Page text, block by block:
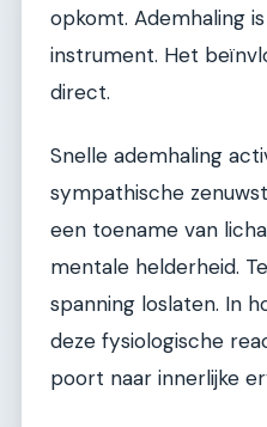
opkomt. Ademhaling
instrument. Het
direct.
Snelle ademhaling
sympathische
een toename van
mentale helderheid.
spanning loslaten. In
deze fysiologische
poort naar innerlijke